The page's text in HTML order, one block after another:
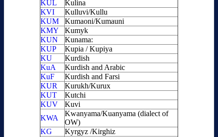
KUL
Kulina
KVI
Kulluvi/Kullu
KUM
Kumaoni/Kumauni
KMY
Kumyk
KUN
Kunama:
KUP
Kupia / Kupiya
KU
Kurdish
KuA
Kurdish and Arabic
KuF
Kurdish and Farsi
KUR
Kurukh/Kurux
KUT
Kutchi
KUV
Kuvi
KWA
Kwanyama/Kuanyama (dialect of
OW)
KG
Kyrgyz /Kirghiz